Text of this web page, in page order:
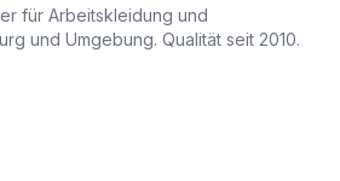
für Arbeitskleidung und
und Umgebung. Qualität seit 2010.